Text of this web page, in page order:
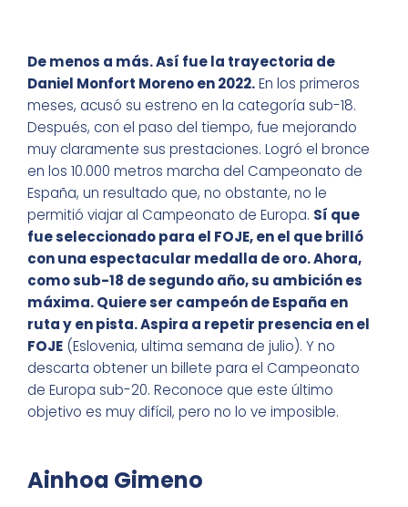
De menos a más. Así fue la trayectoria de
Daniel Monfort Moreno en 2022.En los primeros
meses, acusó su estreno en la categoría sub-18.
Después, con el paso del tiempo, fue mejorando
muy claramente sus prestaciones. Logró el bronce
en los 10.000 metros marcha del Campeonato de
España, un resultado que, no obstante, no le
permitió viajar al Campeonato de Europa. Sí que
fue seleccionado para el FOJE, en el que brilló
con una espectacular medalla de oro. Ahora,
como sub-18 de segundo año, su ambición es
máxima. Quiere ser campeón de España en
ruta y en pista. Aspira a repetir presencia en el
FOJE (Eslovenia, ultima semana de julio). Y no
descarta obtener un billete para el Campeonato
de Europa sub-20. Reconoce que este último
objetivo es muy difícil, pero no lo ve imposible.
Ainhoa Gimeno